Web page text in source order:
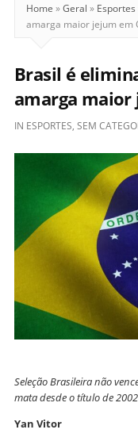
Home »Geral » Esportes
amarga maior jejum em
Brasil é
amarga maior
IN ESPORTES, SEM
Seleção Brasileira não
mata desde o título de
Yan Vitor